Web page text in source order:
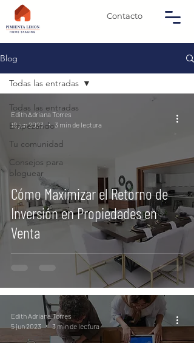
Contacto
Blog
Todas las entradas
Empezando
Tu comunidad
Consejos para
bloguear
Todas las entradas
Cómo Maximizar el Retorno de
Inversión en Propiedades en
Venta
Edith Adriana Torres
19 jun 2023
3 min de lectura
Edith Adriana Torres
5 jun 2023
3 min de lectura